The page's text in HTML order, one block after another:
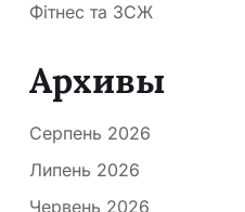
Фітнес та ЗСЖ
Архивы
Серпень 2026
Липень 2026
Червень 2026